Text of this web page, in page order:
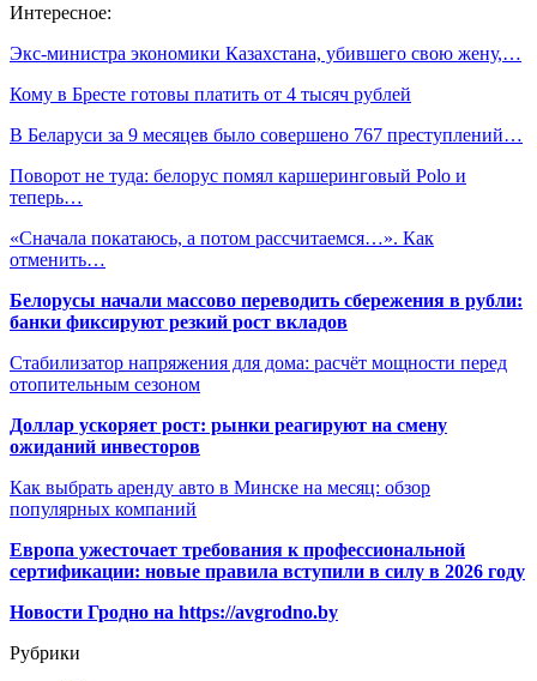
Интересное:
Экс-министра экономики Казахстана, убившего свою жену,…
Кому в Бресте готовы платить от 4 тысяч рублей
В Беларуси за 9 месяцев было совершено 767 преступлений…
Поворот не туда: белорус помял каршеринговый Polo и
теперь…
«Сначала покатаюсь, а потом рассчитаемся…». Как
отменить…
Белорусы начали массово переводить сбережения в рубли:
банки фиксируют резкий рост вкладов
Стабилизатор напряжения для дома: расчёт мощности перед
отопительным сезоном
Доллар ускоряет рост: рынки реагируют на смену
ожиданий инвесторов
Как выбрать аренду авто в Минске на месяц: обзор
популярных компаний
Европа ужесточает требования к профессиональной
сертификации: новые правила вступили в силу в 2026 году
Новости Гродно на https://avgrodno.by
Рубрики